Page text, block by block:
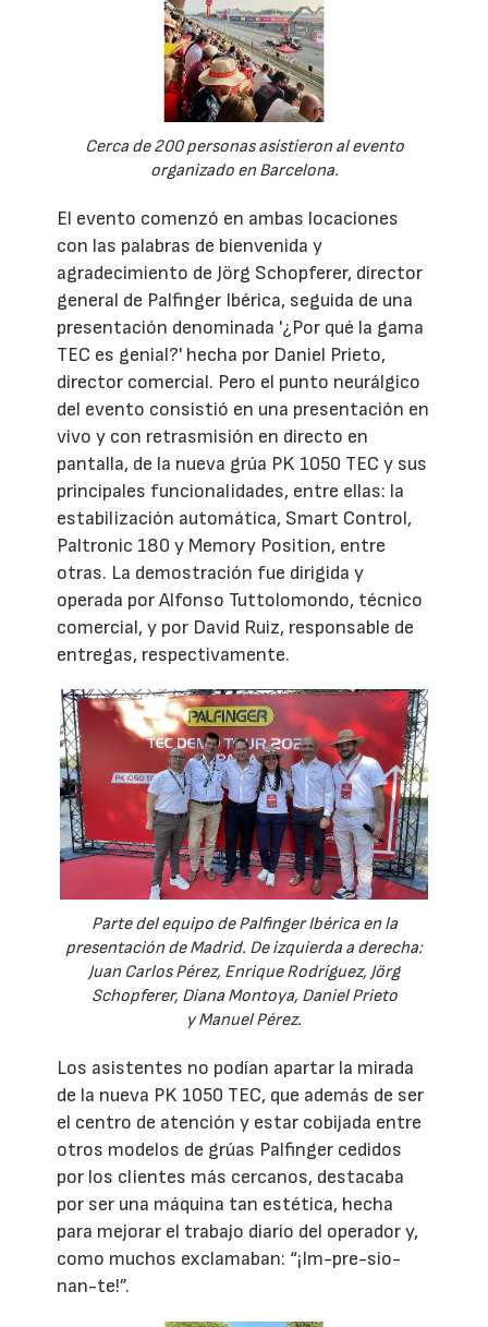
Cerca de 200 personas asistieron al evento
organizado en Barcelona.
El evento comenzó en ambas locaciones
con las palabras de bienvenida y
agradecimiento de Jörg Schopferer, director
general de Palfinger Ibérica, seguida de una
presentación denominada '¿Por qué la gama
TEC es genial?' hecha por Daniel Prieto,
director comercial. Pero el punto neurálgico
del evento consistió en una presentación en
vivo y con retrasmisión en directo en
pantalla, de la nueva grúa PK 1050 TEC y sus
principales funcionalidades, entre ellas: la
estabilización automática, Smart Control,
Paltronic 180 y Memory Position, entre
otras. La demostración fue dirigida y
operada por Alfonso Tuttolomondo, técnico
comercial, y por David Ruiz, responsable de
entregas, respectivamente.
Parte del equipo de Palfinger Ibérica en la
presentación de Madrid. De izquierda a derecha:
Juan Carlos Pérez, Enrique Rodríguez, Jörg
Schopferer, Diana Montoya, Daniel Prieto
y Manuel Pérez.
Los asistentes no podían apartar la mirada
de la nueva PK 1050 TEC, que además de ser
el centro de atención y estar cobijada entre
otros modelos de grúas Palfinger cedidos
por los clientes más cercanos, destacaba
por ser una máquina tan estética, hecha
para mejorar el trabajo diario del operador y,
como muchos exclamaban: “¡Im-pre-sio-
nan-te!”.